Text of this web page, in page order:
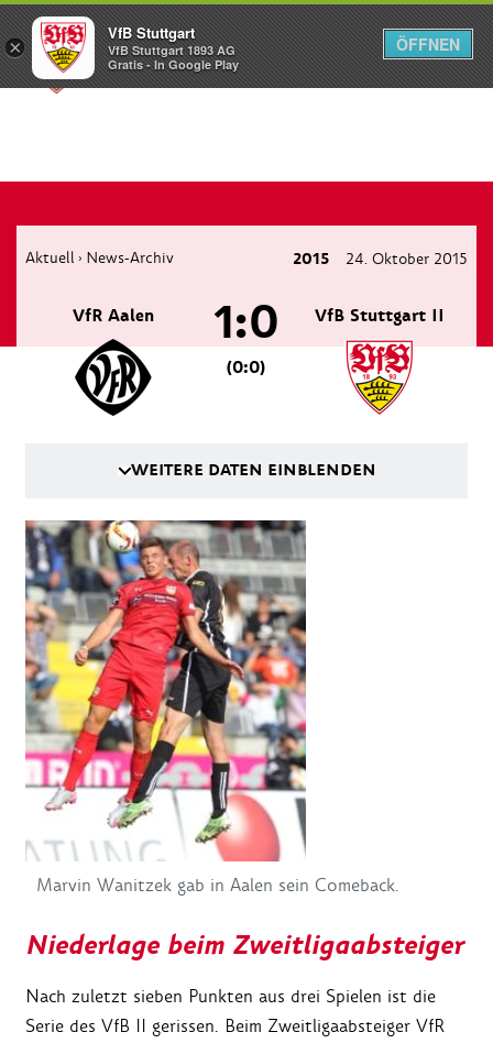
Menü
Aktuell › News-Archiv 2015 24. Oktober 2015
VfR Aalen VfB Stuttgart II
1:0
(0:0)
WEITERE DATEN EINBLENDEN
Marvin Wanitzek gab in Aalen sein Comeback.
Niederlage beim Zweitligaabsteiger
Nach zuletzt sieben Punkten aus drei Spielen ist die
Serie des VfB II gerissen. Beim Zweitligaabsteiger VfR
×
VfB Stuttgart
VfB Stuttgart 1893 AG
Gratis - In Google Play
ÖFFNEN